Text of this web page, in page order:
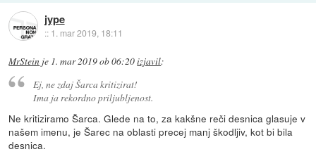
jype
:: 1. mar 2019, 18:11
MrStein je 1. mar 2019 ob 06:20izjavil:
Ej, ne zdaj Šarca kritizirat!
Ima ja rekordno priljubljenost.
Ne kritiziramo Šarca. Glede na to, za kakšne reči desnica glasuje v
našem imenu, je Šarec na oblasti precej manj škodljiv, kot bi bila
desnica.